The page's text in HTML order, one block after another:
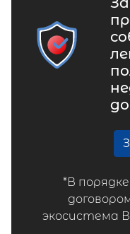
*В
экосистема